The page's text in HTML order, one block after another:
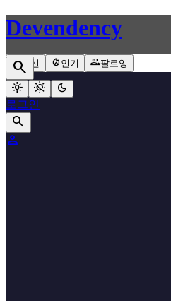
Devendency
search
light_mode routine dark_mode
로그인
search
person
rss_feed최신 local_fire_department 인기 group팔로잉